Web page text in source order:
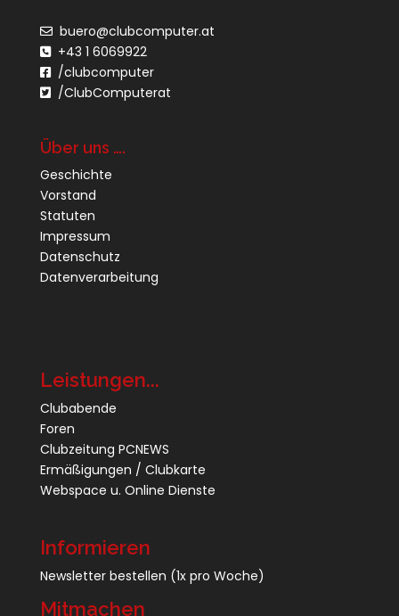
buero@clubcomputer.at
+43 1 6069922
/clubcomputer
/ClubComputerat
Über uns ….
Geschichte
Vorstand
Statuten
Impressum
Datenschutz
Datenverarbeitung
Leistungen...
Clubabende
Foren
Clubzeitung PCNEWS
Ermäßigungen / Clubkarte
Webspace u. Online Dienste
Informieren
Newsletter bestellen (1x pro Woche)
Mitmachen